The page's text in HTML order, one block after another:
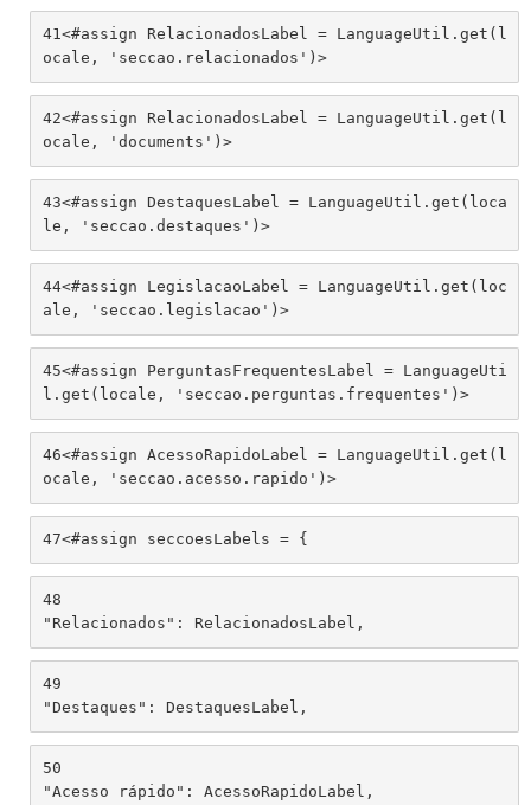
41<#assign RelacionadosLabel = LanguageUtil.get(l
ocale, 'seccao.relacionados')>
42<#assign RelacionadosLabel = LanguageUtil.get(l
ocale, 'documents')>
43<#assign DestaquesLabel = LanguageUtil.get(loca
le, 'seccao.destaques')>
44<#assign LegislacaoLabel = LanguageUtil.get(loc
ale, 'seccao.legislacao')>
45<#assign PerguntasFrequentesLabel = LanguageUti
l.get(locale, 'seccao.perguntas.frequentes')>
46<#assign AcessoRapidoLabel = LanguageUtil.get(l
ocale, 'seccao.acesso.rapido')>
47<#assign seccoesLabels = {
48
"Relacionados": RelacionadosLabel,
49
"Destaques": DestaquesLabel,
50
"Acesso rápido": AcessoRapidoLabel,